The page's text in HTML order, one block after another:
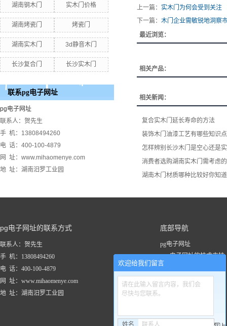
湖南钢木门 实木门价格
湖南烤瓷门 烤瓷门
湖南实木门 3d静音木门
长沙复合门 长沙实木门
联系pg电子网址
pg电子网址
联系人：贺先生
手 机：13808494260
电 话：400-100-4879
网 址：www.mihaomenye.com
地 址：湖南汨罗工业园
上一篇： 实木门为何会受到关注
下一篇： 木门企业需敏锐地洞察
最近浏览：
相关产品：
相关新闻：
复合实木门延长寿命的方法
装饰木门油漆工艺有哪些知识
怎样辨别长沙木门是空心还是
消费者选购湖南实木门​需考虑
湖南木门材质哪种比较好你知
pg电子网址的联系方式
联系人：贺先生
手 机：13808494260
电 话：400-100-4879
网 址：www.mihaomenye.com
地 址：湖南汨罗工业园
底部导航
pg电子网址
pg电子网址的技术支持
关于pg电子网址
工程案例
欢迎给我们留言
请在此输入留言内容，我们会
尽快与您联系。
姓名 联系人